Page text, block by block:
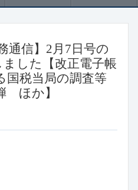
通信】2月7日号の
ました【改正電子帳
国税当局の調査等
ほか】